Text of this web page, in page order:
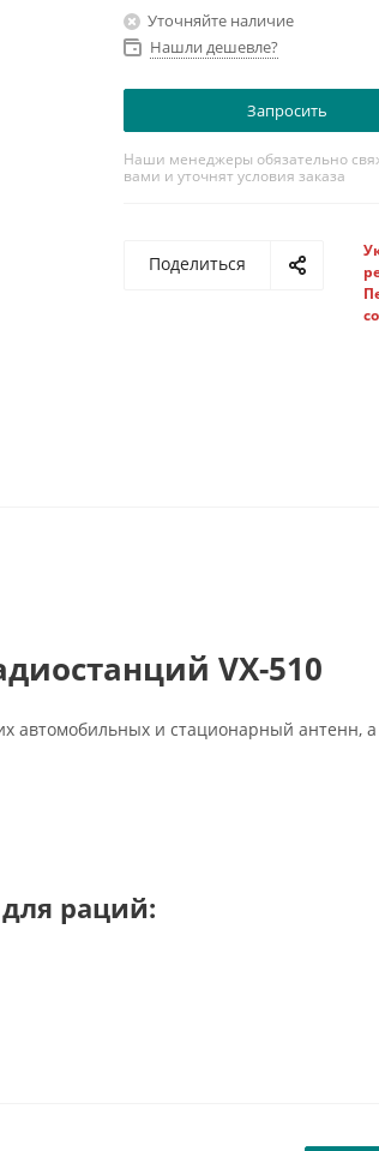
Уточняйте наличие
Нашли дешевле?
Запросить
Наши менеджеры обязательно
вами и уточнят условия заказа
Поделиться
VX-510
автомобильных и стационарный антенн, а
для раций: